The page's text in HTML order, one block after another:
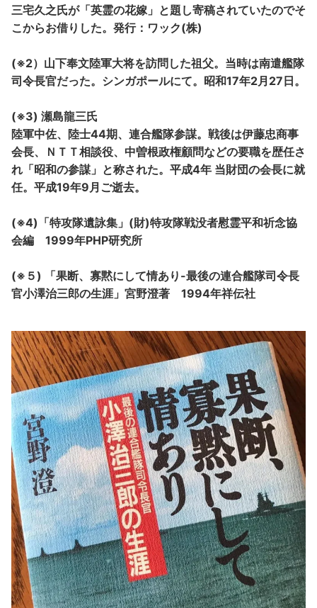
三宅久之氏が「英霊の花嫁」と題し寄稿されていたのでそ
こからお借りした。発行：ワック(株)
(※2）山下奉文陸軍大将を訪問した祖父。当時は南遣艦隊
司令長官だった。シンガポールにて。昭和17年2月27日。
(※3) 瀬島龍三氏
陸軍中佐、陸士44期、連合艦隊参謀。戦後は伊藤忠商事
会長、ＮＴＴ相談役、中曽根政権顧問などの要職を歴任さ
れ「昭和の参謀」と称された。平成4年 当財団の会長に就
任。平成19年9月ご逝去。
(※4)「特攻隊遺詠集」(財)特攻隊戦没者慰霊平和祈念協
会編 1999年PHP研究所
(※５) 「果断、寡黙にして情あり-最後の連合艦隊司令長
官小澤治三郎の生涯」宮野澄著 1994年祥伝社